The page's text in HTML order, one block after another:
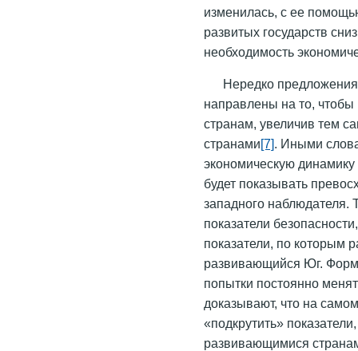
изменилась, с ее
развитых государств
необходимость
Нередко
направлены на то,
странам, увеличив тем
странами[7]. Иными
экономическую
будет показывать
западного наблюдателя.
показатели
показатели, по которым
развивающийся Юг.
попытки постоянно
доказывают, что на
«подкрутить»
развивающимися